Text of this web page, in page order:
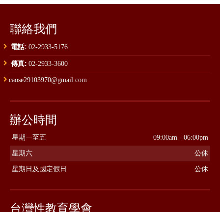
聯絡我們
電話: 02-2933-5176
傳真: 02-2933-3600
caose29103970@gmail.com
辦公時間
星期一至五 09:00am - 06:00pm
星期六 公休
星期日及國定假日 公休
台灣性教育學會